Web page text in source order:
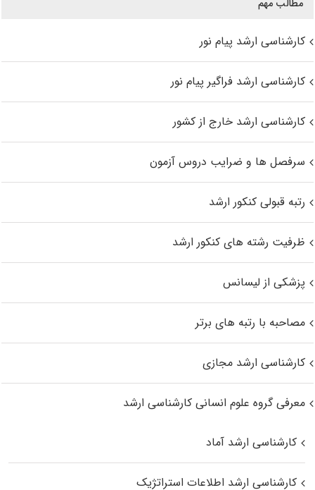
مطالب مهم
کارشناسی ارشد پیام نور
کارشناسی ارشد فراگیر پیام نور
کارشناسی ارشد خارج از کشور
سرفصل ها و ضرایب دروس آزمون
رتبه قبولی کنکور ارشد
ظرفیت رشته های کنکور ارشد
پزشکی از لیسانس
مصاحبه با رتبه های برتر
کارشناسی ارشد مجازی
معرفی گروه علوم انسانی کارشناسی ارشد
کارشناسی ارشد آماد
کارشناسی ارشد اطلاعات استراتژیک